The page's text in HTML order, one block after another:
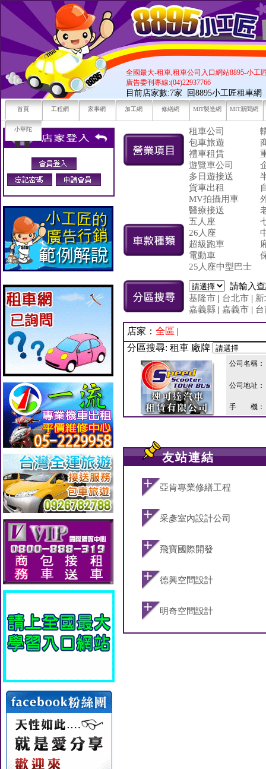
全國最大-租車,租車公司入口網站8895-小工
廣告委刊專線:(04)22937766
目前店家數:7家 回8895小工匠租車網
首頁 工程網 家事網 加工網 修繕網 MIT製造網 MIT新聞網
小華陀 租車公司
包車旅遊
禮車租賃
遊覽車公司
多日遊接送
貨車出租
MV拍攝用車
醫療接送
五人座
26人座
超級跑車
電動車
25人座中型巴士
請輸入
基隆市 | 台北市 |
嘉義縣 | 嘉義市 |
店家： 全區 |
分區搜尋: 租車 廠牌
公司名稱：
公司地址：
手 機：
友站連結
亞肯專業修繕工程
采彥室內設計公司
飛寶國際開發
德興空間設計
明奇空間設計